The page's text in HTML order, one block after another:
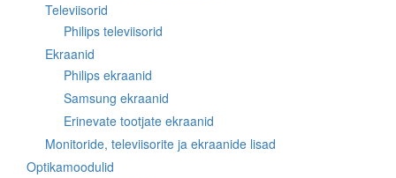
Televiisorid
Philips televiisorid
Ekraanid
Philips ekraanid
Samsung ekraanid
Erinevate tootjate ekraanid
Monitoride, televiisorite ja ekraanide lisad
Optikamoodulid